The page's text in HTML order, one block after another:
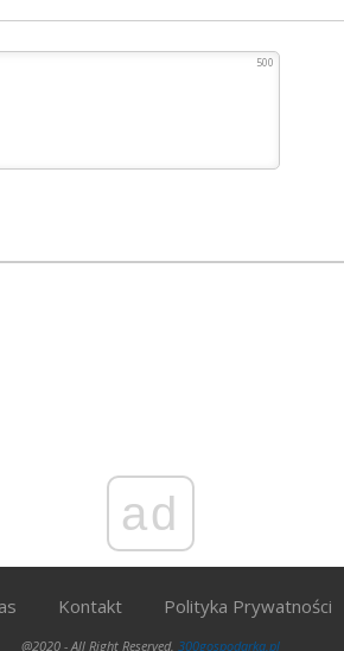
500
ad
Kontakt Polityka Prywatności
@2020 - All Right Reserved. 300gospodarka.pl